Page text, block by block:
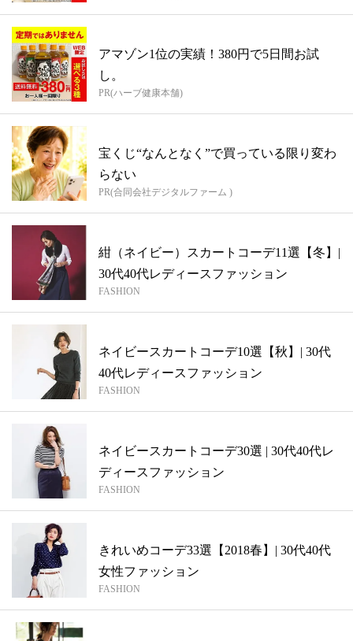
アマゾン1位の実績！380円で5日間お試
し。
PR(ハーブ健康本舗)
宝くじ“なんとなく”で買っている限り変わ
らない
PR(合同会社デジタルファーム )
紺（ネイビー）スカートコーデ11選【冬】|
30代40代レディースファッション
FASHION
ネイビースカートコーデ10選【秋】| 30代
40代レディースファッション
FASHION
ネイビースカートコーデ30選 | 30代40代レ
ディースファッション
FASHION
きれいめコーデ33選【2018春】| 30代40代
女性ファッション
FASHION